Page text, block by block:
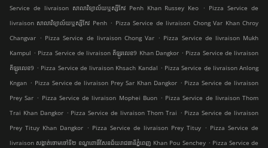
Service de livraison សាលាវិទ្យាល័យឬស្សីកែវ Penh Khan Russey Keo
. Pizza Service de
livraison សាលាវិទ្យាល័យឬស្សីកែវ Penh . Pizza Service de livraison Chong Var Khan Chroy
Changvar . Pizza Service de livraison Chong Var . Pizza Service de livraison Mukh
Kampul . Pizza Service de livraison គីឡូរលេខ9 Khan Dangkor . Pizza Service de livraison
គីឡូរលេខ9 . Pizza Service de livraison Khsach Kandal . Pizza Service de livraison Anlong
Kngan . Pizza Service de livraison Prey Sar Khan Dangkor . Pizza Service de livraison
Prey Sar . Pizza Service de livraison Mophei Buon . Pizza Service de livraison Thom
Trai Khan Dangkor . Pizza Service de livraison Thom Trai . Pizza Service de livraison
Prey Tituy Khan Dangkor . Pizza Service de livraison Prey Tituy . Pizza Service de
livraison សង្កាត់ចោមចៅទី២ ខណ្ឌពោធិ៍សែនជ័យរាជធានីភ្នំពេញ Khan Pou Senchey . Pizza Service de